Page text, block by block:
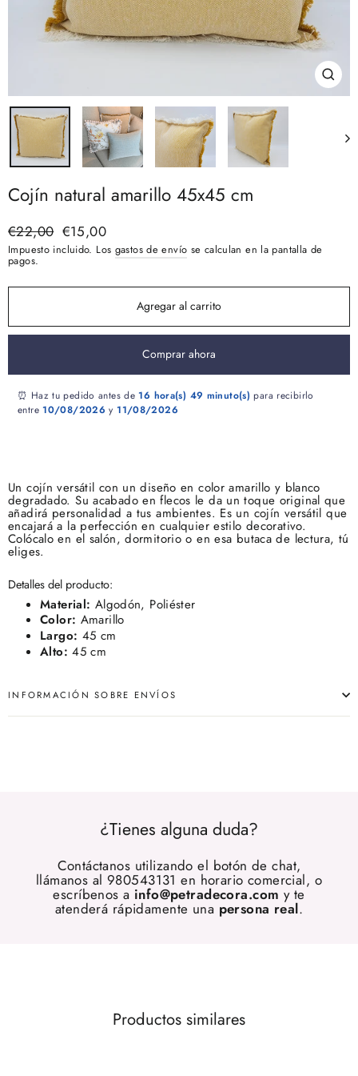
(esc)
Cojín natural amarillo 45x45 cm
Precio
habitual
€22,00 Precio
de
oferta
€15,00
Impuesto incluido. Los gastos de envío se calculan en la pantalla de
pagos.
Agregar al carrito
Comprar ahora
⏰ Haz tu pedido antes de16 hora(s) 49 minuto(s) para recibirlo
entre10/08/2026 y11/08/2026
Un cojín versátil con un diseño en color amarillo y blanco
degradado. Su acabado en flecos le da un toque original que
añadirá personalidad a tusambientes. Es un cojín versátil que
encajará a la perfección en cualquier estilo decorativo.
Colócalo en el salón, dormitorio o en esa butaca de lectura, tú
eliges.
Detalles del producto:
Material: Algodón, Poliéster
Color: Amarillo
Largo: 45 cm
Alto: 45 cm
INFORMACIÓN SOBRE ENVÍOS
¿Tienes alguna duda?
Contáctanos utilizando el botón de chat,
llámanos al 980543131 en horario comercial, o
escríbenos a info@petradecora.com y te
atenderá rápidamente una persona real.
Productos similares